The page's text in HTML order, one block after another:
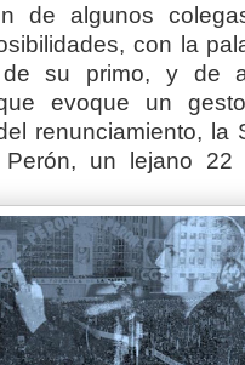
de algunos
con la
su primo, y de
evoque un
renunciamiento, la
Perón, un lejano